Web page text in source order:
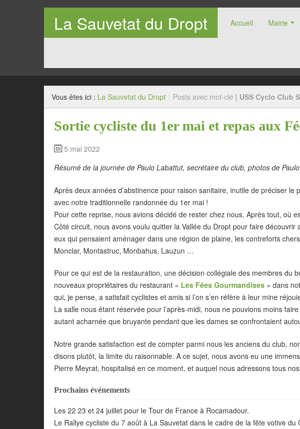
La Sauvetat du Dropt Accueil Mairie
Vous êtes ici : La Sauvetat du Dropt / Posts avec mot-clé [ USS Cyclo Club
Sortie cycliste du 1er mai et repas aux
5 mai 2022
Résumé de la journée de Paulo Labattut, secrétaire du club, photos de
Après deux années d’abstinence pour raison sanitaire, inutile de préciser
avec notre traditionnelle randonnée du 1er mai !
Pour cette reprise, nous avions décidé de rester chez nous. Après tout, où
Côté circuit, nous avons voulu quitter la Vallée du Dropt pour faire découvrir
eux qui pensaient aménager dans une région de plaine, les contreforts
Monclar, Montastruc, Monbahus, Lauzun …
Pour ce qui est de la restauration, une décision collégiale des membres du
nouveaux propriétaires du restaurant « Les Fées Gourmandises » dans
qui, je pense, a satisfait cyclistes et amis si l’on s’en réfère à leur mine
La salle nous étant réservée pour l’après-midi, nous ne pouvions moins
autant acharnée que bruyante pendant que les dames se confrontaient
Notre grande satisfaction est de compter parmi nous les anciens du club,
disons plutôt, la limite du raisonnable. A ce sujet, nous avons eu une
Pierre Meyrat, hospitalisé en ce moment, et auquel nous adressons tous
Prochains événements
Les 22 23 et 24 juillet pour le Tour de France à Rocamadour.
Le Rallye cycliste du 7 août à La Sauvetat dans le cadre de la fête votive